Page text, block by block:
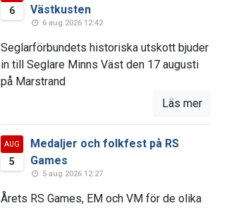
6
Västkusten
6 aug 2026 12:42
Seglarförbundets historiska utskott bjuder
in till Seglare Minns Väst den 17 augusti
på Marstrand
Läs mer
AUG
5
Medaljer och folkfest på RS
Games
5 aug 2026 12:27
Årets RS Games, EM och VM för de olika